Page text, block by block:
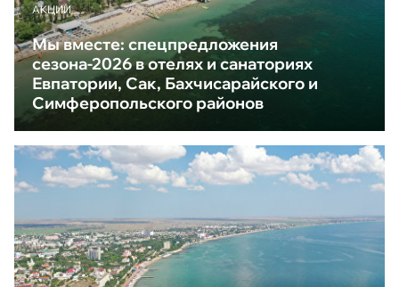
АКЦИИ
Мы вместе: спецпредложения
сезона-2026 в отелях и санаториях
Евпатории, Сак, Бахчисарайского и
Симферопольского районов